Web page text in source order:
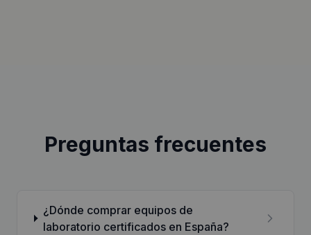
Preguntas frecuentes
¿Dónde comprar equipos de
laboratorio certificados en España?